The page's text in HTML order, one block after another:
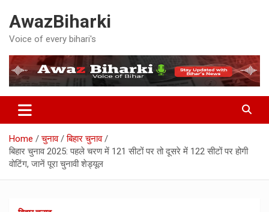
content
AwazBiharki
Voice of every bihari's
Home चुनाव
बिहार चुनाव
बिहार चुनाव 2025: पहले चरण में 121 सीटों पर तो दूसरे में 122 सीटों पर होगी
वोटिंग, जानें पूरा चुनावी शेड्यूल